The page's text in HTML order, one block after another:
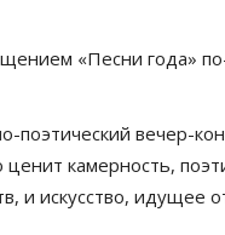
«Песни года»
поэтический вечер-
камерность,
и искусство, идущее